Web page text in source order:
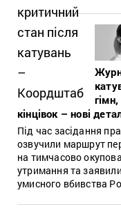
гімн,
кінцівок – нові
Під час засідання
озвучили маршрут
на тимчасово
утримання та
умисного вбивства